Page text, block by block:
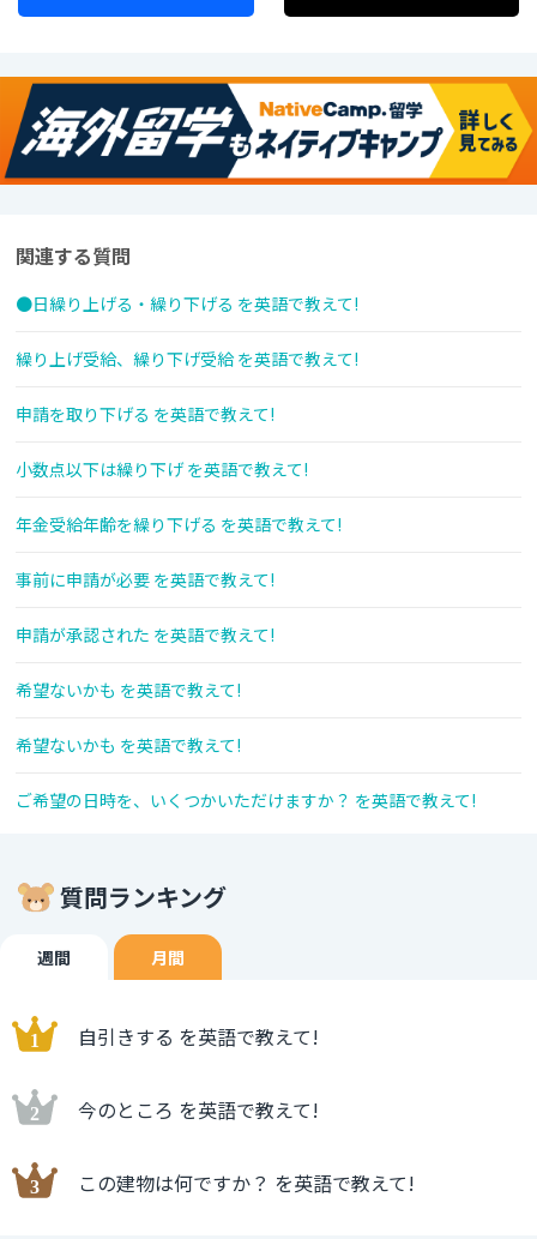
関連する質問
●日繰り上げる・繰り下げる を英語で教えて!
繰り上げ受給、繰り下げ受給 を英語で教えて!
申請を取り下げる を英語で教えて!
小数点以下は繰り下げ を英語で教えて!
年金受給年齢を繰り下げる を英語で教えて!
事前に申請が必要 を英語で教えて!
申請が承認された を英語で教えて!
希望ないかも を英語で教えて!
希望ないかも を英語で教えて!
ご希望の日時を、いくつかいただけますか？ を英語で教えて!
質問ランキング
週間 月間
自引きする を英語で教えて!
今のところ を英語で教えて!
この建物は何ですか？ を英語で教えて!